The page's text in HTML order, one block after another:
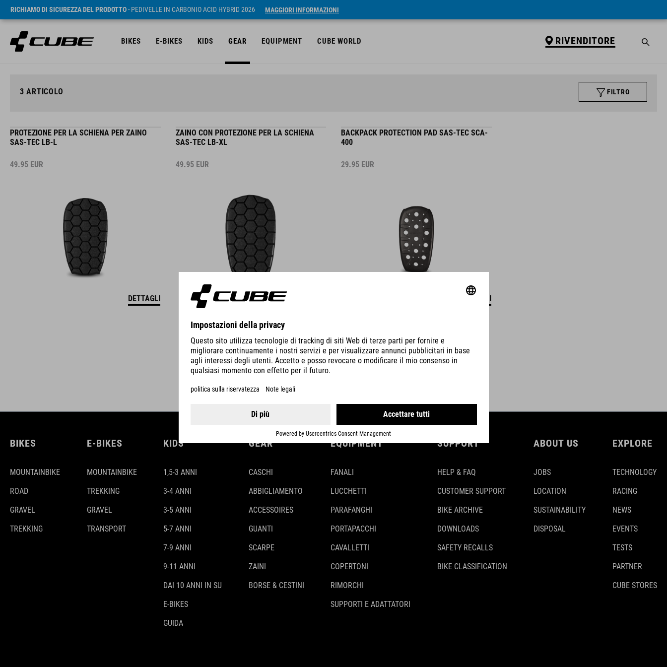
RICHIAMO DI SICUREZZA DEL PRODOTTO- PEDIVELLE IN CARBONIO ACID HYBRID 2026 MAGGIORI INFORMAZIONI
BIKES E-BIKES KIDS GEAR EQUIPMENT CUBE WORLD RIVENDITORE
3 ARTICOLO FILTRO
PROTEZIONE PER LA SCHIENA PER ZAINO
SAS-TEC LB-L
49.95 EUR
DETTAGLI
ZAINO CON PROTEZIONE PER LA SCHIENA
SAS-TEC LB-XL
49.95 EUR
BACKPACK PROTECTION PAD SAS-TEC SCA-
400
29.95 EUR
DETTAGLI
BIKES
MOUNTAINBIKE
ROAD
GRAVEL
TREKKING
E-BIKES
MOUNTAINBIKE
TREKKING
GRAVEL
TRANSPORT
KIDS
1,5-3 ANNI
3-4 ANNI
3-5 ANNI
5-7 ANNI
7-9 ANNI
9-11 ANNI
DAI 10 ANNI IN SU
E-BIKES
GUIDA
GEAR
CASCHI
ABBIGLIAMENTO
ACCESSOIRES
GUANTI
SCARPE
ZAINI
BORSE & CESTINI
EQUIPMENT
FANALI
LUCCHETTI
PARAFANGHI
PORTAPACCHI
CAVALLETTI
COPERTONI
RIMORCHI
SUPPORTI E ADATTATORI
SUPPORT
HELP & FAQ
CUSTOMER SUPPORT
BIKE ARCHIVE
DOWNLOADS
SAFETY RECALLS
BIKE CLASSIFICATION
ABOUT US
JOBS
LOCATION
SUSTAINABILITY
DISPOSAL
EXPLORE
TECHNOLOGY
RACING
NEWS
EVENTS
TESTS
PARTNER
CUBE STORES